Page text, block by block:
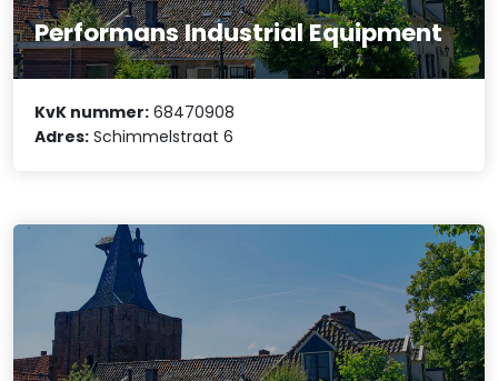
Performans Industrial Equipment
KvK nummer: 68470908
Adres: Schimmelstraat 6